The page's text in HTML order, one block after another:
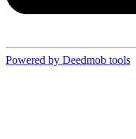
Powered by Deedmob tools